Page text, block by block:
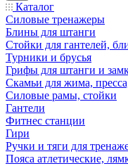
Каталог
Силовые тренажеры
Блины для штанги
Стойки для гантелей,
Турники и брусья
Грифы для штанги и
Скамьи для жима,
Силовые рамы, стойки
Гантели
Фитнес станции
Гири
Ручки и тяги для
Пояса атлетические,